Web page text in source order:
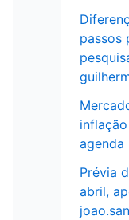
passos
agenda
Prévia
abril,